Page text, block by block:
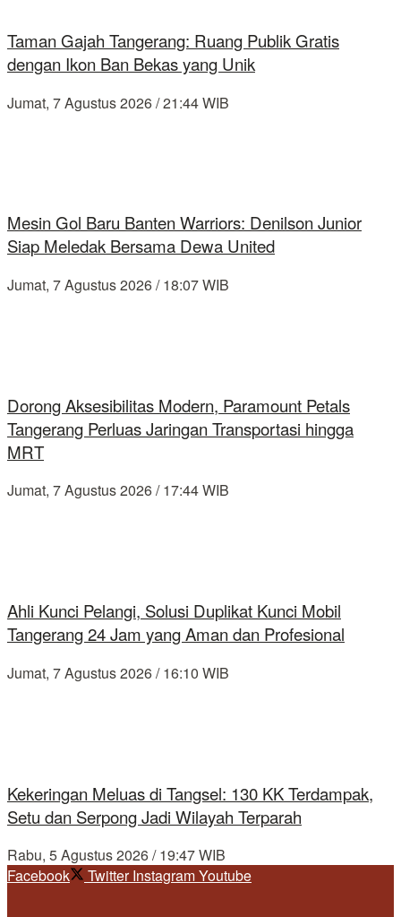
Taman Gajah Tangerang: Ruang Publik Gratis
dengan Ikon Ban Bekas yang Unik
Jumat, 7 Agustus 2026 / 21:44 WIB
Mesin Gol Baru Banten Warriors: Denilson Junior
Siap Meledak Bersama Dewa United
Jumat, 7 Agustus 2026 / 18:07 WIB
Dorong Aksesibilitas Modern, Paramount Petals
Tangerang Perluas Jaringan Transportasi hingga
MRT
Jumat, 7 Agustus 2026 / 17:44 WIB
Ahli Kunci Pelangi, Solusi Duplikat Kunci Mobil
Tangerang 24 Jam yang Aman dan Profesional
Jumat, 7 Agustus 2026 / 16:10 WIB
Kekeringan Meluas di Tangsel: 130 KK Terdampak,
Setu dan Serpong Jadi Wilayah Terparah
Rabu, 5 Agustus 2026 / 19:47 WIB
Facebook
Twitter InstagramYoutube